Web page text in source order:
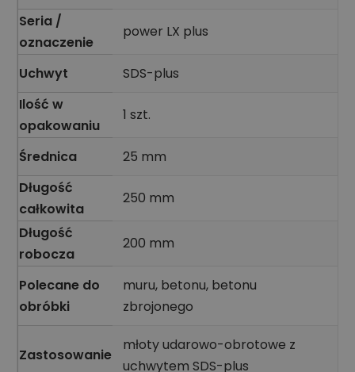
Seria /
oznaczenie
power LX plus
Uchwyt
SDS-plus
Ilość w
opakowaniu
1 szt.
Średnica
25 mm
Długość
całkowita
250 mm
Długość
robocza
200 mm
Polecane do
obróbki
muru, betonu, betonu
zbrojonego
Zastosowanie
młoty udarowo-obrotowe z
uchwytem SDS-plus